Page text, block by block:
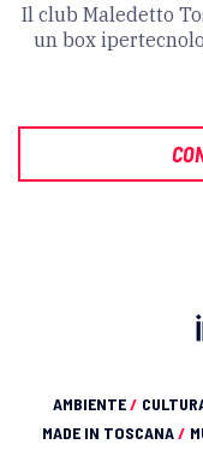
Il club Maledetto
un box
AMBIENTE/
MADE IN TOSCANA/